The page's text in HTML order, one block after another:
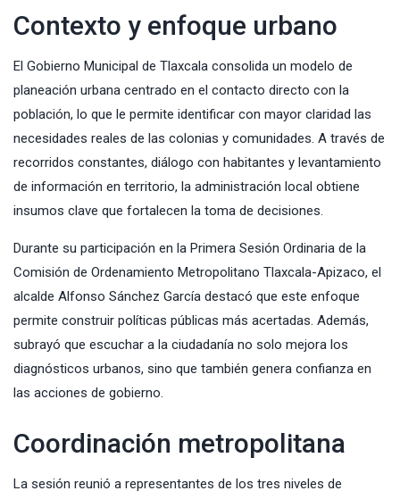
Contexto y enfoque urbano
El Gobierno Municipal de Tlaxcala consolida un modelo de
planeación urbana centrado en el contacto directo con la
población, lo que le permite identificar con mayor claridad las
necesidades reales de las colonias y comunidades. A través de
recorridos constantes, diálogo con habitantes y levantamiento
de información en territorio, la administración local obtiene
insumos clave que fortalecen la toma de decisiones.
Durante su participación en la Primera Sesión Ordinaria de la
Comisión de Ordenamiento Metropolitano Tlaxcala-Apizaco, el
alcalde Alfonso Sánchez García destacó que este enfoque
permite construir políticas públicas más acertadas. Además,
subrayó que escuchar a la ciudadanía no solo mejora los
diagnósticos urbanos, sino que también genera confianza en
las acciones de gobierno.
Coordinación metropolitana
La sesión reunió a representantes de los tres niveles de